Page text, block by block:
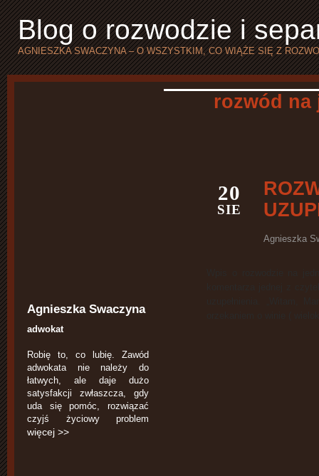
Blog o rozwodzie i
AGNIESZKA SWACZYNA – O WSZYSTKIM, CO WIĄŻE SIĘ Z
rozwód na
20
SIE
Agnieszka
Agnieszka Swaczyna
adwokat
Robię to, co lubię. Zawód
adwokata nie należy do
łatwych, ale daje dużo
satysfakcji zwłaszcza, gdy
uda się pomóc, rozwiązać
czyjś życiowy problem
więcej >>